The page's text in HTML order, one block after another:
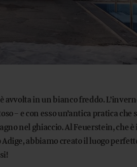
avvolta in un bianco freddo.
– e con esso un’antica pratica che
nel ghiaccio. Al Feuerstein, che
abbiamo creato il luogo